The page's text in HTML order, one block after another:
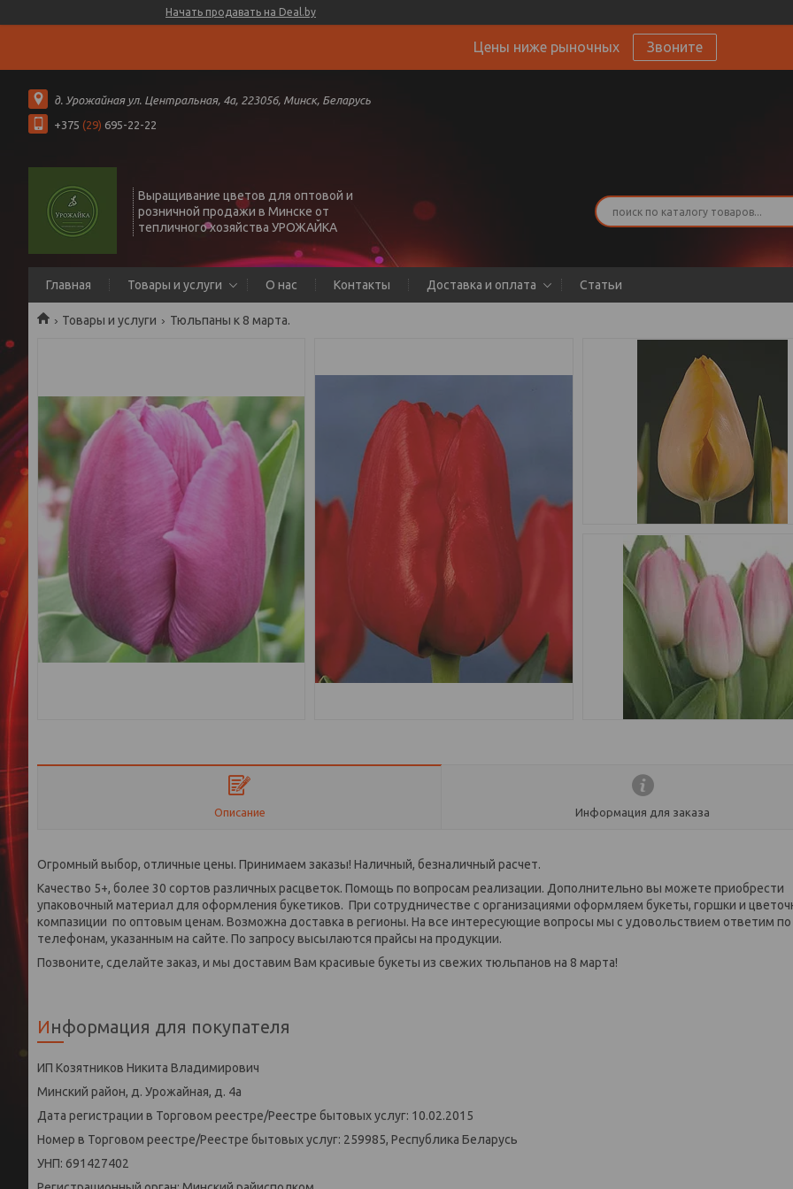
Начать продавать на Deal.by
Цены ниже рыночных Звоните
д. Урожайная ул. Центральная, 4а, 223056, Минск, Беларусь
+375 (29) 695-22-22
Выращивание цветов для оптовой и
розничной продажи в Минске от
тепличного хозяйства УРОЖАЙКА
Главная Товары и услуги О нас Контакты Доставка и оплата Статьи
Товары и услуги Тюльпаны к 8 марта.
Описание Информация для заказа
Огромный выбор, отличные цены. Принимаем заказы! Наличный, безналичный расчет.
Качество 5+, более 30 сортов различных расцветок. Помощь по вопросам реализации. Дополнительно вы можете приобрести
упаковочный материал для оформления букетиков. При сотрудничестве с организациями оформляем букеты, горшки и
компазиции по оптовым ценам. Возможна доставка в регионы. На все интересующие вопросы мы с удовольствием ответим по
телефонам, указанным на сайте. По запросу высылаются прайсы на продукции.
Позвоните, сделайте заказ, и мы доставим Вам красивые букеты из свежих тюльпанов на 8 марта!
Информация для покупателя
ИП Козятников Никита Владимирович
Минский район, д. Урожайная, д. 4а
Дата регистрации в Торговом реестре/Реестре бытовых услуг: 10.02.2015
Номер в Торговом реестре/Реестре бытовых услуг: 259985, Республика Беларусь
УНП: 691427402